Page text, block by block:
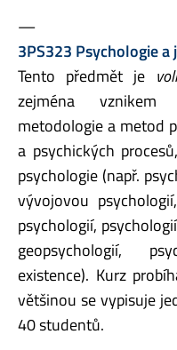
—
3PS323 Psychologie a
Tento předmět je
zejména
metodologie a metod
a psychických
psychologie (např.
vývojovou
psychologií,
geopsychologií,
existence). Kurz
většinou se vypisuje
40 studentů.